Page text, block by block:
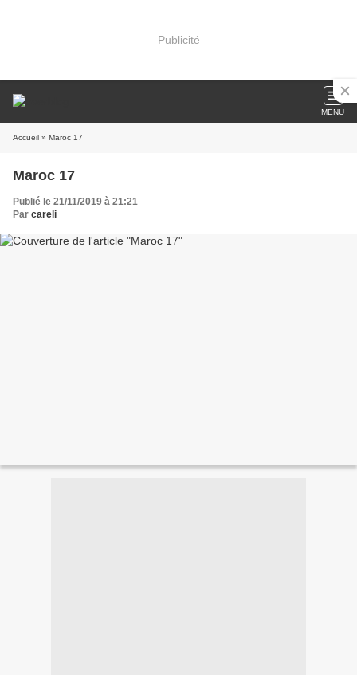
Publicité
MENU
Accueil » Maroc 17
Maroc 17
Publié le 21/11/2019 à 21:21
Par careli